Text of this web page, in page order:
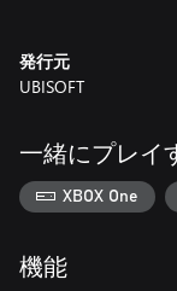
たくさんのプレイヤ
に参加して、IGNに
ジョセフ・シード
カルト教団「エデン
ープカウンティを解
くる『ファークライ
『ファークライ6』
発行元
UBISOFT
一緒にプレイ
XBOX One
機能